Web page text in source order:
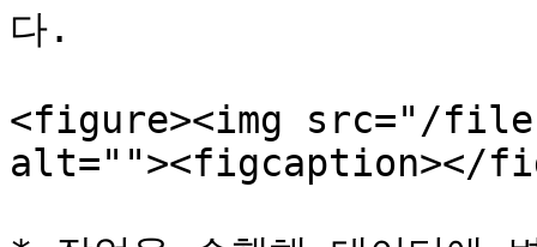
다.
<figure><img src="/
alt=""><figcaption></